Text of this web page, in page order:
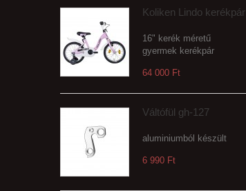
Koliken Lindo kerékpár
16" kerék méretű
gyermek kerékpár
64 000 Ft‎
Váltófül gh-127
aluminiumból készült
6 990 Ft‎